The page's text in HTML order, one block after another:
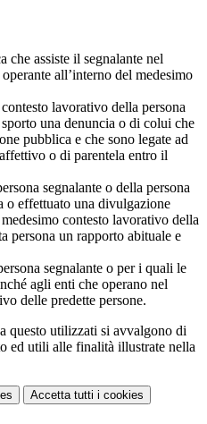
che assiste il segnalante nel
all’interno del medesimo
lavorativo della persona
una denuncia o di colui che
pubblica e che sono legate ad
o di parentela entro il
segnalante o della persona
o effettuato una divulgazione
contesto lavorativo della
persona un rapporto abituale e
segnalante o per i quali le
agli enti che operano nel
delle predette persone.
questo utilizzati si avvalgono di
ed utili alle finalità illustrate nella
Accetta tutti i cookies